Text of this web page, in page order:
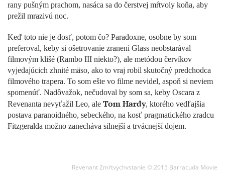
rany pušným prachom, nasáca sa do čerstvej mŕtvoly koňa, aby
prežil mrazivú noc.
Keď toto nie je dosť, potom čo? Paradoxne, osobne by som
preferoval, keby si ošetrovanie zranení Glass neobstarával
filmovým klišé (Rambo III niekto?), ale metódou červíkov
vyjedajúcich zhnité mäso, ako to vraj robil skutočný predchodca
filmového trapera. To som ešte vo filme nevidel, aspoň si neviem
spomenúť. Nadôvažok, nečudoval by som sa, keby Oscara z
Revenanta nevyťažil Leo, ale Tom Hardy, ktorého vedľajšia
postava paranoidného, sebeckého, na kosť pragmatického zradcu
Fitzgeralda možno zanecháva silnejší a trvácnejší dojem.
Revenant Zmŕtvychvstanie © 2015 Barracuda Movie